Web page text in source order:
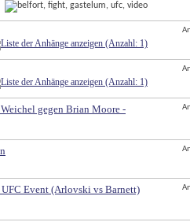
gegen Brian Moore -
Event (Arlovski vs Barnett)